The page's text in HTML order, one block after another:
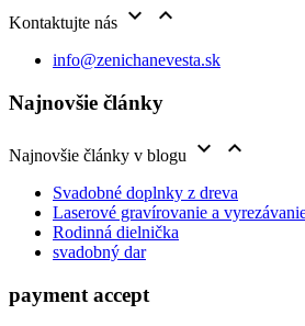
Kontaktujte nás  
info@zenichanevesta.sk
Najnovšie články
Najnovšie články v blogu  
Svadobné doplnky z dreva
Laserové gravírovanie a
Rodinná dielnička
svadobný dar
payment accept